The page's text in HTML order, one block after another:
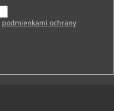
podmienkami ochrany